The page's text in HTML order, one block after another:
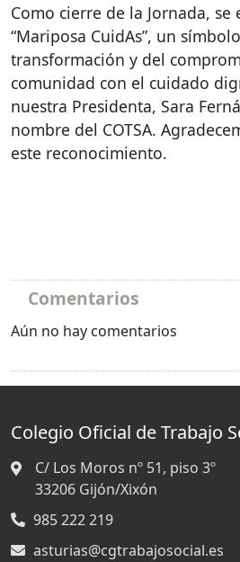
Como cierre de la Jornada, se
“Mariposa CuidAs”, un
transformación y del
comunidad con el cuidado
nuestra Presidenta, Sara
nombre del COTSA.
este reconocimiento.
Comentarios
Aún no hay comentarios
Colegio Oficial de Trabajo
C/ Los Moros nº 51, piso 3º
33206 Gijón/Xixón
985 222 219
asturias@cgtrabajosocial.es